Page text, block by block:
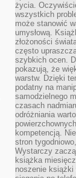
życia.
wszystkich
może stanowić
umysłową.
złożoności
często
szybkich ocen.
pokazują, że
warstw. Dzięki
podatny na
samodzielnego
czasach
odróżniania
kompetencją.
stron
Wystarczy
książka
noszenie książki